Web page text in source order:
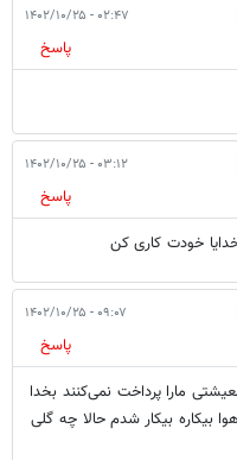
۰۲:۴۷ - ۱۴۰۲/۱۰/۲۵
پاسخ
۰۳:۱۲ - ۱۴۰۲/۱۰/۲۵
پاسخ
خودت کاری کن
۰۹:۰۷ - ۱۴۰۲/۱۰/۲۵
پاسخ
معیشتی مارا پرداخت نمی‌کنند بخدا
بیکاره بیکار شدم حالا چه گلی